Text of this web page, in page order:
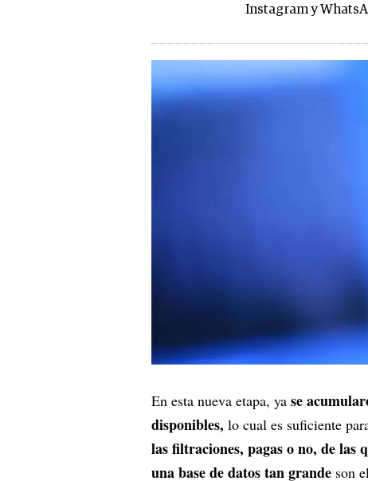
Instagram y
En esta nueva etapa, ya se
disponibles, lo cual es suficiente
las filtraciones, pagas o no, de las
una base de datos tan grande son